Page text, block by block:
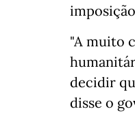
"A muito
decidir
disse o